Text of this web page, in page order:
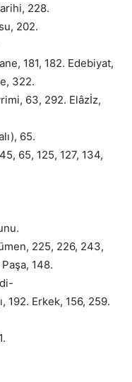
228.
202.
181, 182. Edebiyat,
322.
63, 292. Elâzİz,
65.
65, 125, 127, 134,
225, 226, 243,
148.
192. Erkek, 156, 259.